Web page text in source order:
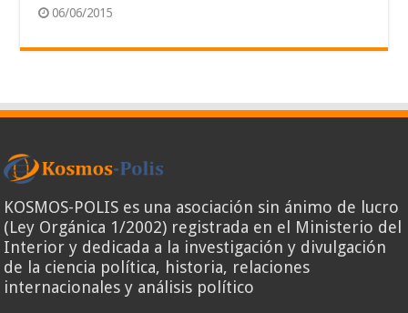
06/06/2015
KOSMOS-POLIS es una asociación sin ánimo de lucro
(Ley Orgánica 1/2002) registrada en el Ministerio del
Interior y dedicada a la investigación y divulgación
de la ciencia política, historia, relaciones
internacionales y análisis político